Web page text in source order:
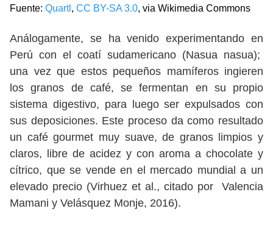
Fuente: Quartl , CC BY-SA 3.0, via Wikimedia Commons
Análogamente, se ha venido experimentando en
Perú con el coatí sudamericano (Nasua nasua);
una vez que estos pequeños mamíferos ingieren
los granos de café, se fermentan en su propio
sistema digestivo, para luego ser expulsados con
sus deposiciones. Este proceso da como resultado
un café gourmet muy suave, de granos limpios y
claros, libre de acidez y con aroma a chocolate y
cítrico, que se vende en el mercado mundial a un
elevado precio (Virhuez et al., citado por Valencia
Mamani y Velásquez Monje, 2016).